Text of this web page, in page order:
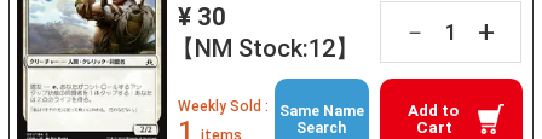
¥ 30
【NM Stock:12】
－ +
Add to
Cart
Weekly Sold :
1
Same Name
Search